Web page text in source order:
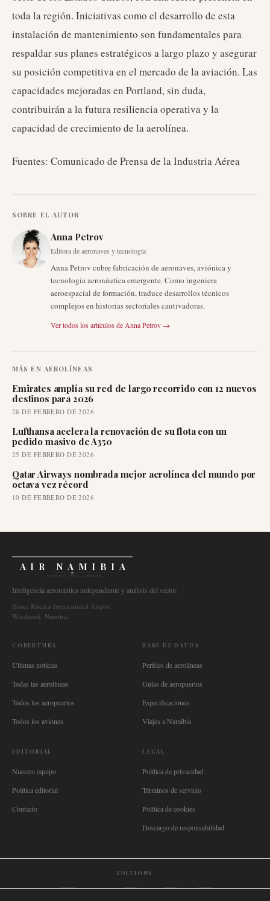
toda la región. Iniciativas como el desarrollo de esta
instalación de mantenimiento son fundamentales para
respaldar sus planes estratégicos a largo plazo y asegurar
su posición competitiva en el mercado de la aviación. Las
capacidades mejoradas en Portland, sin duda,
contribuirán a la futura resiliencia operativa y la
capacidad de crecimiento de la aerolínea.
Fuentes: Comunicado de Prensa de la Industria Aérea
SOBRE EL AUTOR
Anna Petrov
Editora de aeronaves y tecnología
Anna Petrov cubre fabricación de aeronaves, aviónica y
tecnología aeronáutica emergente. Como ingeniera
aeroespacial de formación, traduce desarrollos técnicos
complejos en historias sectoriales cautivadoras.
Ver todos los artículos de Anna Petrov →
MÁS EN AEROLÍNEAS
Emirates amplía su red de largo recorrido con 12 nuevos
destinos para 2026
28 DE FEBRERO DE 2026
Lufthansa acelera la renovación de su flota con un
pedido masivo de A350
25 DE FEBRERO DE 2026
Qatar Airways nombrada mejor aerolínea del mundo por
octava vez récord
10 DE FEBRERO DE 2026
AIR NAMIBIA
AVIATION INTELLIGENCE
Inteligencia aeronáutica independiente y análisis del sector.
Hosea Kutako International Airport
Windhoek, Namibia
COBERTURA
Últimas noticias
Todas las aerolíneas
Todos los aeropuertos
Todos los aviones
BASE DE DATOS
Perfiles de aerolíneas
Guías de aeropuertos
Especificaciones
Viajes a Namibia
EDITORIAL
Nuestro equipo
Política editorial
Contacto
LEGAL
Política de privacidad
Términos de servicio
Política de cookies
Descargo de responsabilidad
EDITIONS
🌐 International🇬🇧 United Kingdom🇦🇺 Australia🇨🇦 Canada🇳🇿 New Zealand